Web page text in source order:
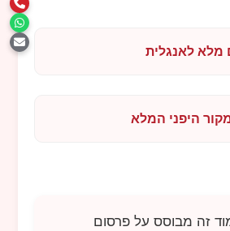
לאנגלית
היפני המלא
זה מבוסס על פרסום